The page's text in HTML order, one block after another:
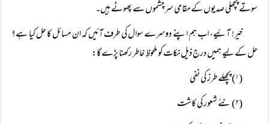
سوتے پچھلی صدیوں کے مقامی سرچشموں سے پھوٹے ہیں۔
خیر! آئیے، اب ہم اپنے دوسرے سوال کی طرف آئیں کہ ان مسائل کا حل کیا ہے؟
حل کے لیے ہمیں درج ذیل نکات کو ملحوظِ خاطر رکھنا پڑے گا:
(۱) پچھلے طرز کی نفی
(۲) نئے شعور کی کاشت